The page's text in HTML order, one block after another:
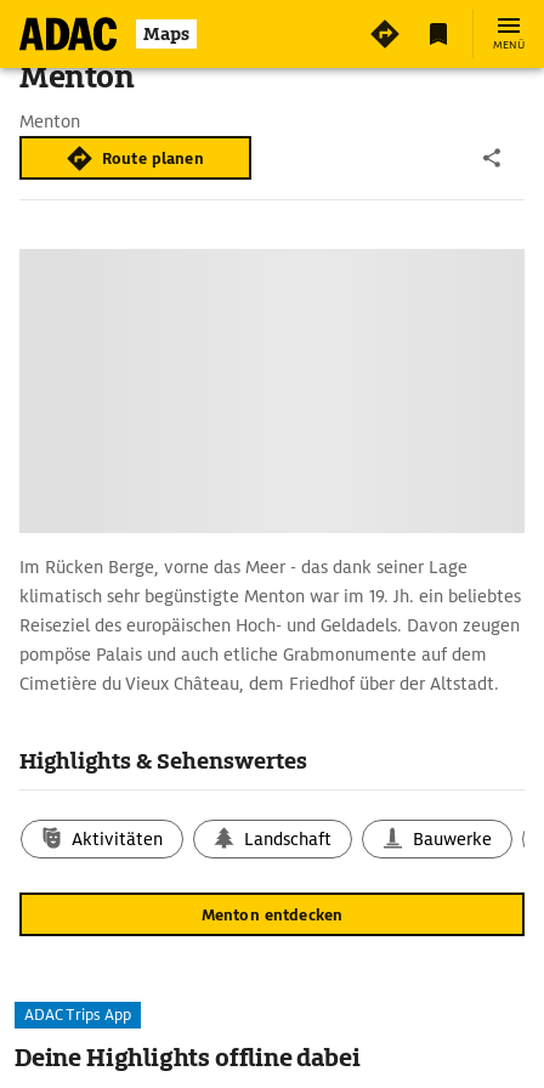
Maps MENÜ
Menton
Menton
Route planen
Im Rücken Berge, vorne das Meer - das dank seiner Lage
klimatisch sehr begünstigte Menton war im 19. Jh. ein beliebtes
Reiseziel des europäischen Hoch- und Geldadels. Davon zeugen
pompöse Palais und auch etliche Grabmonumente auf dem
Cimetière du Vieux Château, dem Friedhof über der Altstadt.
historischen Gärten. In ›Le Val Rameh‹ mit seinen
Palais samt Zuckerbäckerstuck und Belvedere, und auch der
›Jardin des Colombières‹ gleicht einer mediterranen
Jugendstillandschaft. Besucher von weither lockt die ›Fête du
Highlights & Sehenswertes
Aktivitäten Landschaft Bauwerke
Menton entdecken
ADAC Trips App
Deine Highlights offline dabei